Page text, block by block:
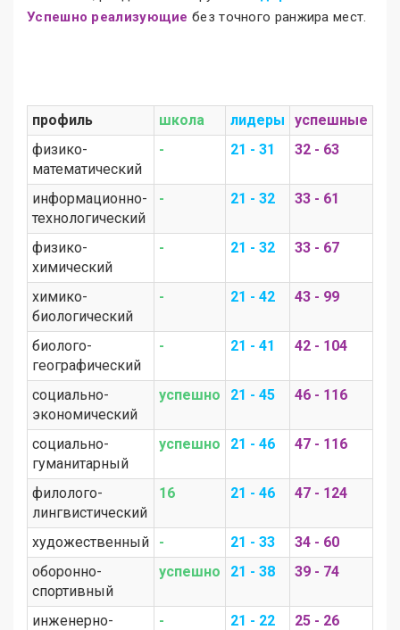
Успешно реализующие без точного ранжира мест.
профиль школа лидеры
успешные
физико-
математический
- 21 - 31 32 - 63
информационно-
технологический
- 21 - 32 33 - 61
физико-
химический
- 21 - 32 33 - 67
химико-
биологический
- 21 - 42 43 - 99
биолого-
географический
- 21 - 41 42 - 104
социально-
экономический
успешно 21 - 45 46 - 116
социально-
гуманитарный
успешно 21 - 46 47 - 116
филолого-
лингвистический
16 21 - 46 47 - 124
художественный - 21 - 33
34 - 60
оборонно-
спортивный
успешно 21 - 38 39 - 74
инженерно-
- 21 - 22 25 - 26